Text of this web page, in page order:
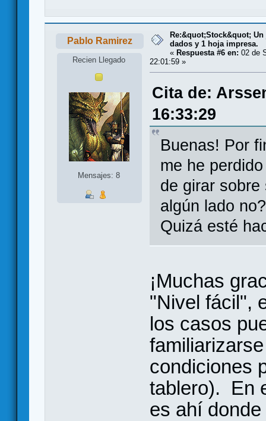
Pablo Ramirez
Recien Llegado
Mensajes: 8
Re:&quot;Stock&quot;
dados y 1 hoja impresa.
« Respuesta #6 en: 02 de
22:01:59 »
Cita de:
16:33:29
Buenas! Por
me he
de girar
algún lado
Quizá esté
¡Muchas
"Nivel fácil",
los casos
condiciones
tablero). En
es ahí